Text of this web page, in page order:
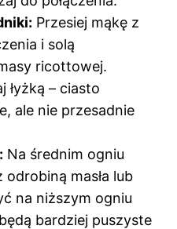
Przesiej mąkę z
i solą
ricottowej.
łyżką – ciasto
ale nie przesadnie
Na średnim ogniu
masła lub
na niższym ogniu
bardziej puszyste